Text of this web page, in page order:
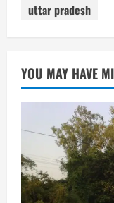
uttar pradesh
YOU MAY HAVE